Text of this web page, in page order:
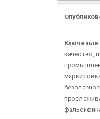
Ключевые
качество,